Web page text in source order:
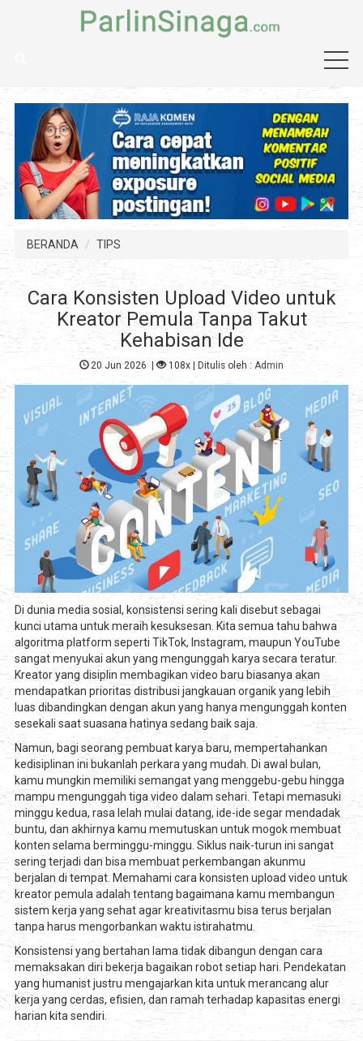
BERANDA TIPS
Cara Konsisten Upload Video untuk
Kreator Pemula Tanpa Takut
Kehabisan Ide
20 Jun 2026 | 108x | Ditulis oleh :Admin
Di dunia media sosial, konsistensi sering kali disebut sebagai
kunci utama untuk meraih kesuksesan. Kita semua tahu bahwa
algoritma platform seperti TikTok, Instagram, maupun YouTube
sangat menyukai akun yang mengunggah karya secara teratur.
Kreator yang disiplin membagikan video baru biasanya akan
mendapatkan prioritas distribusi jangkauan organik yang lebih
luas dibandingkan dengan akun yang hanya mengunggah konten
sesekali saat suasana hatinya sedang baik saja.
Namun, bagi seorang pembuat karya baru, mempertahankan
kedisiplinan ini bukanlah perkara yang mudah. Di awal bulan,
kamu mungkin memiliki semangat yang menggebu-gebu hingga
mampu mengunggah tiga video dalam sehari. Tetapi memasuki
minggu kedua, rasa lelah mulai datang, ide-ide segar mendadak
buntu, dan akhirnya kamu memutuskan untuk mogok membuat
konten selama berminggu-minggu. Siklus naik-turun ini sangat
sering terjadi dan bisa membuat perkembangan akunmu
berjalan di tempat. Memahami cara konsisten upload video untuk
kreator pemula adalah tentang bagaimana kamu membangun
sistem kerja yang sehat agar kreativitasmu bisa terus berjalan
tanpa harus mengorbankan waktu istirahatmu.
Konsistensi yang bertahan lama tidak dibangun dengan cara
memaksakan diri bekerja bagaikan robot setiap hari. Pendekatan
yang humanist justru mengajarkan kita untuk merancang alur
kerja yang cerdas, efisien, dan ramah terhadap kapasitas energi
harian kita sendiri.